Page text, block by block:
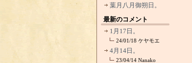
葉月八月御朔日。
最新のコメント
1月17日。
24/01/18ケヤモエ
4月14日。
23/04/14Nanako